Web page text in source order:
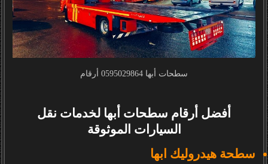
سطحات أبها 0595029864 أرقام
أفضل أرقام سطحات أبها لخدمات نقل
السيارات الموثوقة
سطحة هيدروليك ابها